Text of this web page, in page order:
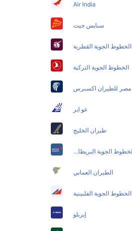
Air India
سبايس جيت
الخطوط الجوية القطرية
الخطوط الجوية التركية
مصر للطيران اكسبرس
غو اير
طيران الخليج
الخطوط الجوية البريطانية
الطيران العماني
الخطوط الجوية الفلبينية
إيربلو